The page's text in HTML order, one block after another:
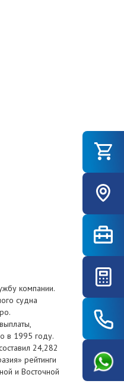
компании.
судна
в 1995 году.
24,282
рейтинги
и Восточной